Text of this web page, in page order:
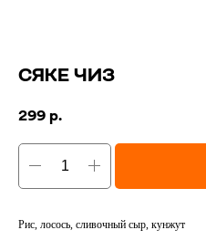
СЯКЕ ЧИЗ
299 р.
Рис, лосось, сливочный сыр, кунжут